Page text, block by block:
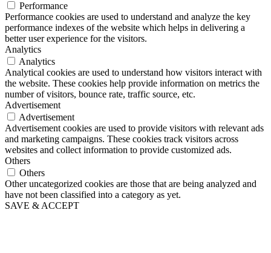
Performance
Performance cookies are used to understand and analyze the key
performance indexes of the website which helps in delivering a
better user experience for the visitors.
Analytics
Analytics
Analytical cookies are used to understand how visitors interact with
the website. These cookies help provide information on metrics the
number of visitors, bounce rate, traffic source, etc.
Advertisement
Advertisement
Advertisement cookies are used to provide visitors with relevant ads
and marketing campaigns. These cookies track visitors across
websites and collect information to provide customized ads.
Others
Others
Other uncategorized cookies are those that are being analyzed and
have not been classified into a category as yet.
SAVE & ACCEPT